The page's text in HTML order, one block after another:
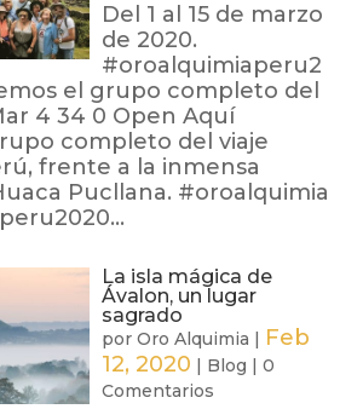
Del 1 al 15 de marzo
de 2020.
#oroalquimiaperu2
el grupo completo del
4 34 0 Open Aquí
completo del viaje
frente a la inmensa
Pucllana. #oroalquimia
La isla mágica de
Ávalon, un lugar
sagrado
porOro Alquimia | Feb
12, 2020 | Blog |0
Comentarios